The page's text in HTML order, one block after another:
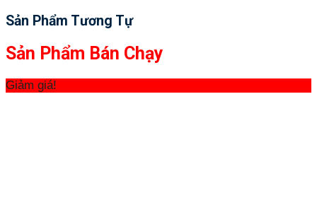
Sản Phẩm Tương Tự
Sản Phẩm Bán Chạy
Giảm giá!